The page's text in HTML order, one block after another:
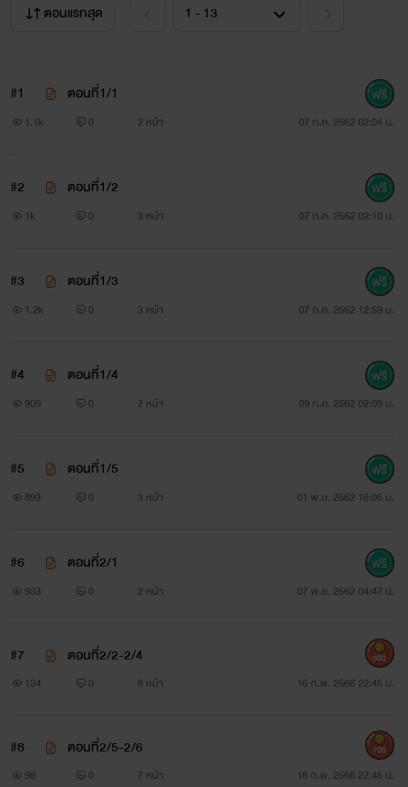
ตอนแรกสุด
#1 ตอนที่1/1
1.1k 0 2 หน้า 07 ก.ค. 2562 02:04 น.
#2 ตอนที่1/2
1k 0 3 หน้า 07 ก.ค. 2562 02:10 น.
#3 ตอนที่1/3
1.2k 0 3 หน้า 07 ก.ค. 2562 12:59 น.
#4 ตอนที่1/4
909 0 2 หน้า 09 ก.ค. 2562 02:09 น.
#5 ตอนที่1/5
893 0 3 หน้า 01 พ.ย. 2562 16:05 น.
#6 ตอนที่2/1
933 0 2 หน้า 07 พ.ย. 2562 04:47 น.
#7 ตอนที่2/2-2/4
134 0 8 หน้า 16 ก.พ. 2566 22:45 น.
900
#8 ตอนที่2/5-2/6
98 0 7 หน้า 16 ก.พ. 2566 22:45 น.
700